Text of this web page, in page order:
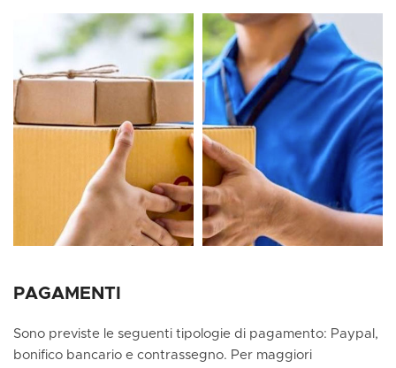
PAGAMENTI
Sono previste le seguenti tipologie di pagamento: Paypal,
bonifico bancario e contrassegno. Per maggiori